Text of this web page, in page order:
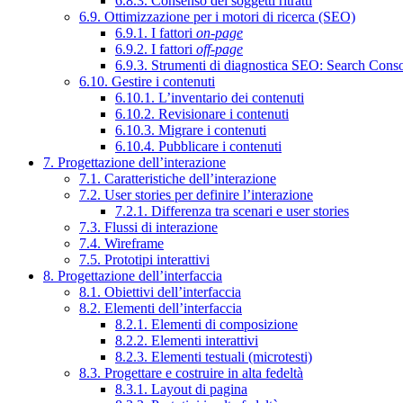
6.9. Ottimizzazione per i motori di ricerca (SEO)
6.9.1. I fattori on-page
6.9.2. I fattori off-page
6.9.3. Strumenti di diagnostica SEO: Search
6.10. Gestire i contenuti
6.10.1. L’inventario dei contenuti
6.10.2. Revisionare i contenuti
6.10.3. Migrare i contenuti
6.10.4. Pubblicare i contenuti
7. Progettazione dell’interazione
7.1. Caratteristiche dell’interazione
7.2. User stories per definire l’interazione
7.2.1. Differenza tra scenari e user stories
7.3. Flussi di interazione
7.4. Wireframe
7.5. Prototipi interattivi
8. Progettazione dell’interfaccia
8.1. Obiettivi dell’interfaccia
8.2. Elementi dell’interfaccia
8.2.1. Elementi di composizione
8.2.2. Elementi interattivi
8.2.3. Elementi testuali (microtesti)
8.3. Progettare e costruire in alta fedeltà
8.3.1. Layout di pagina